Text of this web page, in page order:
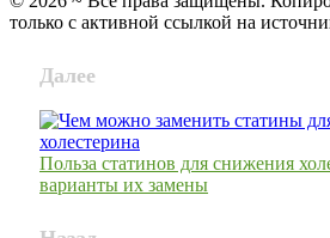
только с активной ссылкой на
Далее
Польза статинов для снижения
варианты их замены